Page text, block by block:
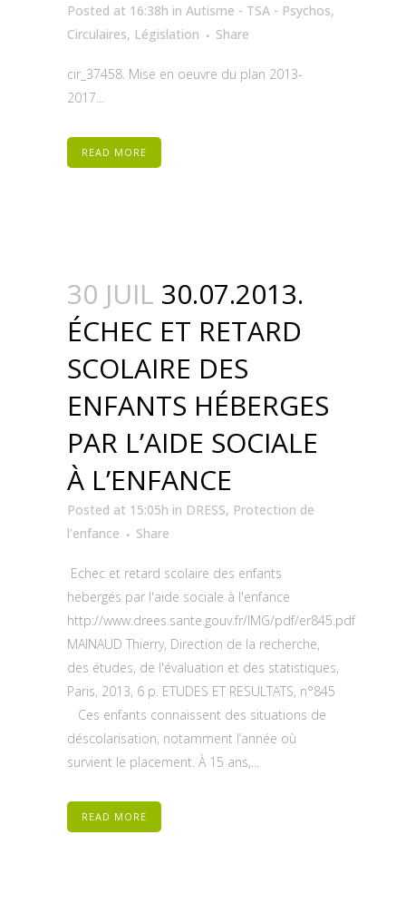
Posted at 16:38h in Autisme - TSA - Psychos,
Circulaires, Législation Share
cir_37458. Mise en oeuvre du plan 2013-
2017...
READ MORE
30 JUIL 30.07.2013.
ÉCHEC ET RETARD
SCOLAIRE DES
ENFANTS HÉBERGES
PAR L’AIDE SOCIALE
À L’ENFANCE
Posted at 15:05h in DRESS, Protection de
l'enfance
Share
Echec et retard scolaire des enfants
hebergés par l'aide sociale à l'enfance
http://www.drees.sante.gouv.fr/IMG/pdf/er845.pdf
MAINAUD Thierry, Direction de la recherche,
des études, de l'évaluation et des statistiques,
Paris, 2013, 6 p. ETUDES ET RESULTATS, n°845
Ces enfants connaissent des situations de
déscolarisation, notamment l’année où
survient le placement. À 15 ans,...
READ MORE